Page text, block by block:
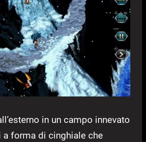
in un campo innevato
a forma di cinghiale che